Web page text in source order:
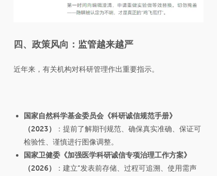
四、 政策风向：监管越来越严
近年来，有关机构对科研管理作出重要指示。
国家自然科学基金委员会《科研诚信规范手册》
（2023）
：提前了解期刊规范、确保真实准确、保证可
检验性、谨慎进行图像调整。
国家卫健委《加强医学科研诚信专项治理工作方案》
（2026）
：建立“发表前存储、过程可追溯、使用需声